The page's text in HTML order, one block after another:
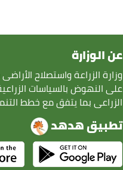
عن الوزارة
وزارة الزراعة واستصلاح
على النهوض بالسياسات
الزراعى بما يتفق مع خطط
تطبيق هدهد